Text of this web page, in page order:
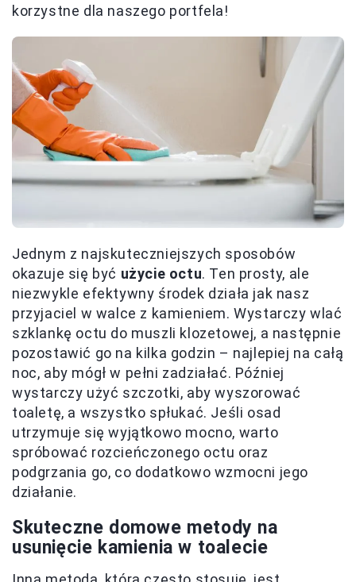
korzystne dla naszego portfela!
Jednym z najskuteczniejszych sposobów
okazuje się być użycie octu. Ten prosty, ale
niezwykle efektywny środek działa jak nasz
przyjaciel w walce z kamieniem. Wystarczy wlać
szklankę octu do muszli klozetowej, a następnie
pozostawić go na kilka godzin – najlepiej na całą
noc, aby mógł w pełni zadziałać. Później
wystarczy użyć szczotki, aby wyszorować
toaletę, a wszystko spłukać. Jeśli osad
utrzymuje się wyjątkowo mocno, warto
spróbować rozcieńczonego octu oraz
podgrzania go, co dodatkowo wzmocni jego
działanie.
Skuteczne domowe metody na
usunięcie kamienia w toalecie